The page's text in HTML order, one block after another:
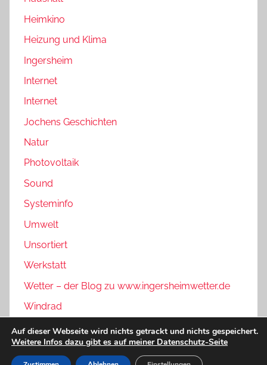
Heimkino
Heizung und Klima
Ingersheim
Internet
Internet
Jochens Geschichten
Natur
Photovoltaik
Sound
Systeminfo
Umwelt
Unsortiert
Werkstatt
Wetter – der Blog zu www.ingersheimwetter.de
Windrad
WordPress-Theme: Donovan von ThemeZee.
Auf dieser Webseite wird nichts getrackt und nichts gespeichert.
Weitere Infos dazu gibt es auf meiner Datenschutz-Seite